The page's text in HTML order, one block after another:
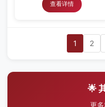
查看详情
1 2
🌟
更